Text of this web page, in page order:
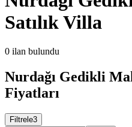
Satılık Villa
0 ilan bulundu
Nurdağı Gedikli
Fiyatları
Filtrele3